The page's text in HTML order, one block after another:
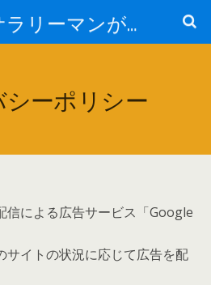
旅好きなサラリーマンが贈る「世界散歩ログ」
ーポリシー
信による広告サービス「Google
サイトの状況に応じて広告を配